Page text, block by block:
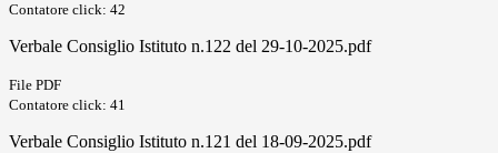
Contatore click: 42
Verbale Consiglio Istituto n.122 del 29-10-2025.pdf
File PDF
Contatore click: 41
Verbale Consiglio Istituto n.121 del 18-09-2025.pdf